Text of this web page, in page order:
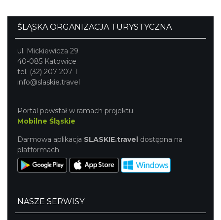
ŚLĄSKA ORGANIZACJA TURYSTYCZNA
ul. Mickiewicza 29
40-085 Katowice
tel. (32) 207 207 1
info@slaskie.travel
Portal powstał w ramach projektu
Mobilne Śląskie
Darmowa aplikacja SLASKIE.travel dostępna na
platformach
NASZE SERWISY